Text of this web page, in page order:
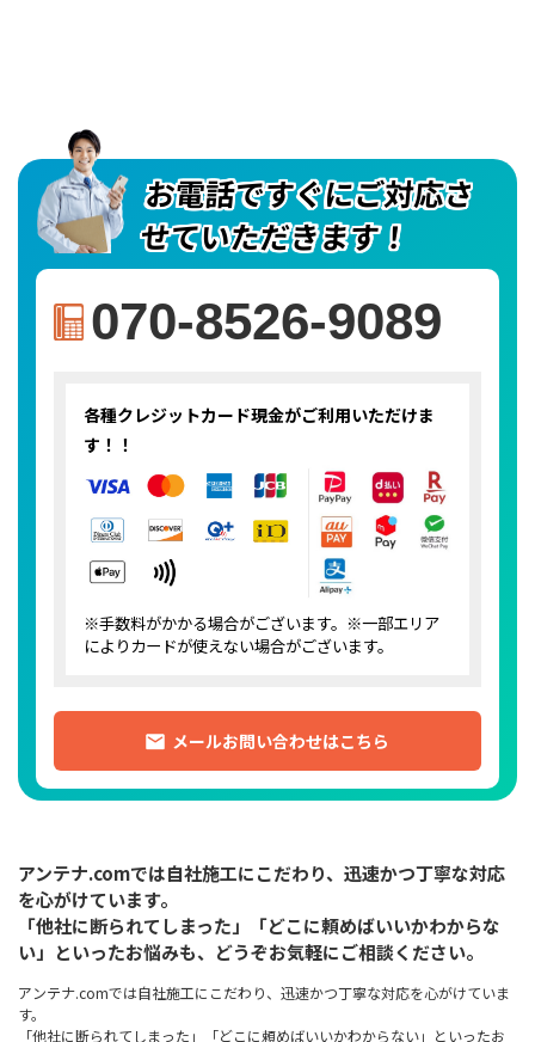
お電話ですぐにご対応さ
せていただきます！
070-8526-9089
メールお問い合わせはこちら
各種クレジットカード現金がご利用いただけま
す！！
※手数料がかかる場合がございます。※一部エリア
によりカードが使えない場合がございます。
アンテナ.comでは自社施工にこだわり、迅速かつ丁寧な対応
を心がけています。
「他社に断られてしまった」「どこに頼めばいいかわからな
い」といったお悩みも、どうぞお気軽にご相談ください。
アンテナ.comでは自社施工にこだわり、迅速かつ丁寧な対応を心がけていま
す。
「他社に断られてしまった」「どこに頼めばいいかわからない」といったお